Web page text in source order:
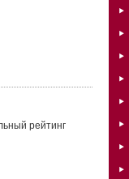
рейтинг